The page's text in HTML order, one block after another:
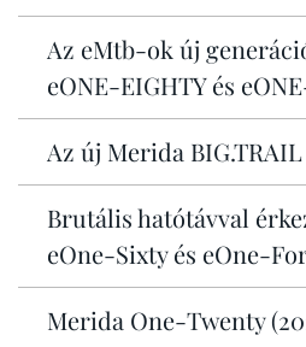
Az eMtb-ok új
eONE-EIGHTY és
Az új Merida
Brutális hatótávval
eOne-Sixty és eOne-
Merida One-Twenty